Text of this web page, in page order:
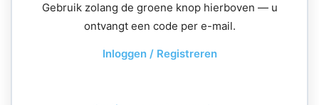
Gebruik zolang de groene knop hierboven — u
ontvangt een code per e-mail.
Inloggen / Registreren